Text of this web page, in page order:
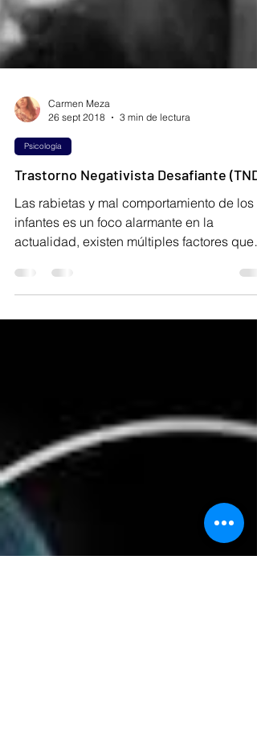
26 sept 2018
Psicología
Trastorno Negativista Desafiante (TND)
Las rabietas y mal comportamiento de los
infantes es un foco alarmante en la
actualidad, existen múltiples factores que